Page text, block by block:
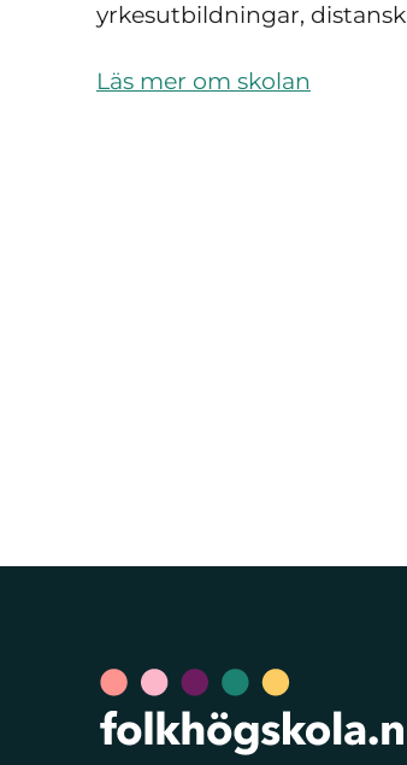
yrkesutbildningar,
Läs mer om skolan